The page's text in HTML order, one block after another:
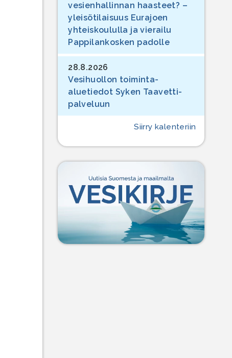
vesienhallinnan haasteet? –
yleisötilaisuus Eurajoen
yhteiskoululla ja vierailu
Pappilankosken padolle
28.8.2026
Vesihuollon toiminta-
aluetiedot Syken Taavetti-
palveluun
Siirry kalenteriin